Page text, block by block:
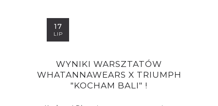
17
LIP
WYNIKI WARSZTATÓW
WHATANNAWEARS X TRIUMPH
"KOCHAM BALI" !